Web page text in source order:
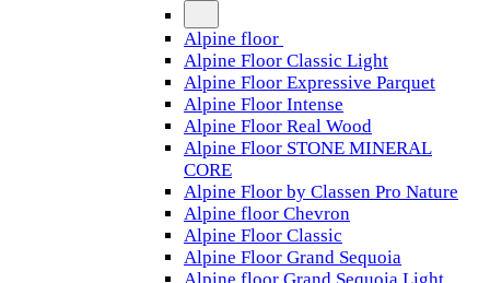
Alpine floor
Alpine Floor Classic Light
Alpine Floor Expressive Parquet
Alpine Floor Intense
Alpine Floor Real Wood
Alpine Floor STONE MINERAL
CORE
Alpine Floor by Classen Pro Nature
Alpine floor Chevron
Alpine Floor Classic
Alpine Floor Grand Sequoia